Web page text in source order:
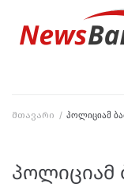
მთავარი / პოლიციამ
პოლიციამ